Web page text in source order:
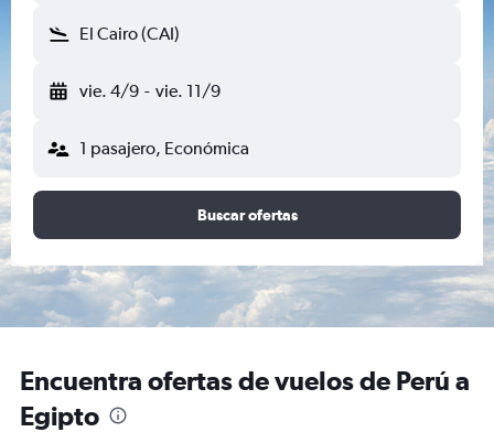
El Cairo (CAI)
vie. 4/9 - vie. 11/9
1 pasajero, Económica
Buscar ofertas
Encuentra ofertas de vuelos de Perú a
Egipto